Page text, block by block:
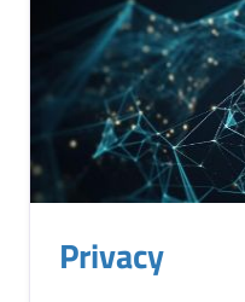
Privacy